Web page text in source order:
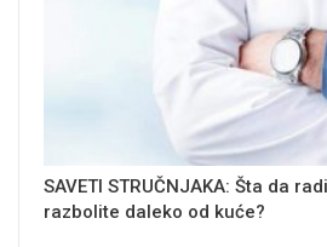
SAVETI STRUČNJAKA: Šta da
razbolite daleko od kuće?